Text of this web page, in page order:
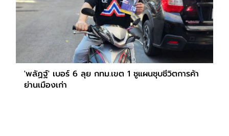
'พลัฏฐ์' เบอร์ 6 ลุย กทม.เขต 1 ชูแผนชุบชีวิตการค้า
ย่านเมืองเก่า